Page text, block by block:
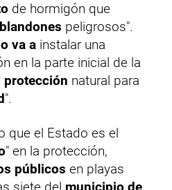
de hormigón que
peligrosos".
va a instalar una
en la parte inicial de la
protección natural para
".
que el Estado es el
" en la protección,
públicos en playas